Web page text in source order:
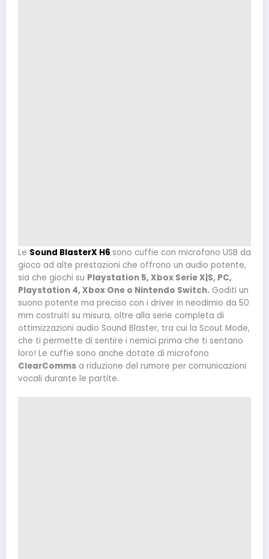
Le Sound BlasterX H6 sono cuffie con microfono USB da
gioco ad alte prestazioni che offrono un audio potente,
sia che giochi su Playstation 5, Xbox Serie X|S, PC,
Playstation 4, Xbox One o Nintendo Switch. Goditi un
suono potente ma preciso con i driver in neodimio da 50
mm costruiti su misura, oltre alla serie completa di
ottimizzazioni audio Sound Blaster, tra cui la Scout Mode,
che ti permette di sentire i nemici prima che ti sentano
loro! Le cuffie sono anche dotate di microfono
ClearComms a riduzione del rumore per comunicazioni
vocali durante le partite.